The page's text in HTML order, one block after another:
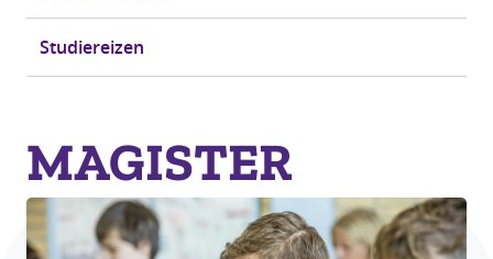
Studiereizen
MAGISTER